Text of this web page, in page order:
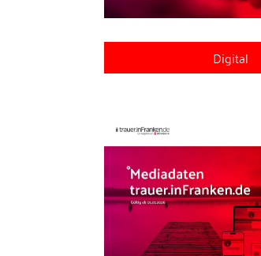
Digital